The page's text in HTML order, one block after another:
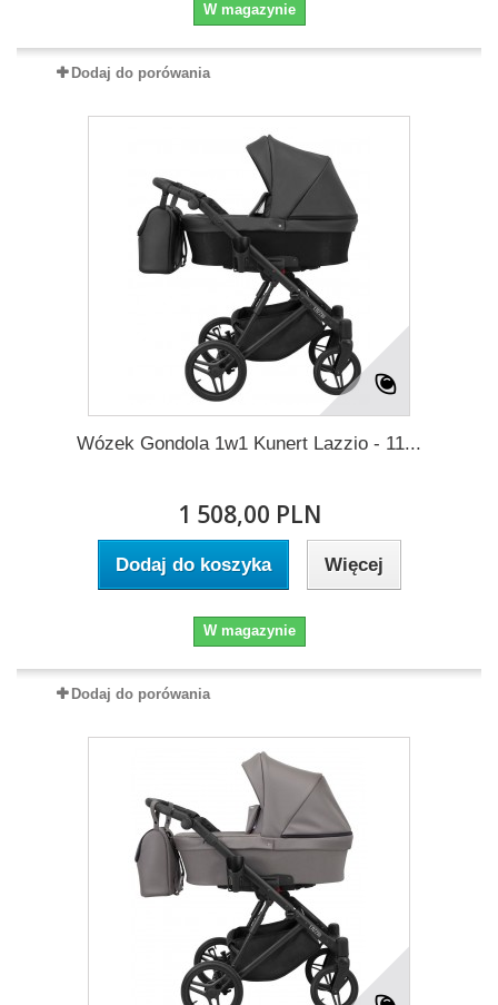
W magazynie
Dodaj do porówania
Wózek Gondola 1w1 Kunert Lazzio - 11...
1 508,00 PLN
Dodaj do koszyka Więcej
W magazynie
Dodaj do porówania